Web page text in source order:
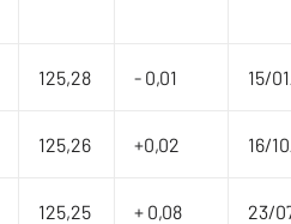
​125,28 - 0,01​ ​15/
​125,26 ​​+0,02 ​16/
​125,25 ​+ 0,08 23/